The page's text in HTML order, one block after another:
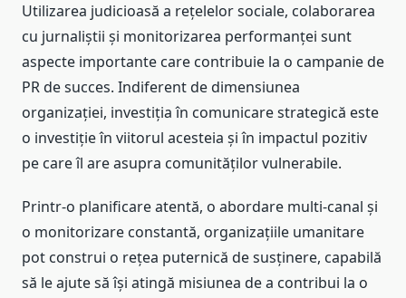
Utilizarea judicioasă a rețelelor sociale, colaborarea
cu jurnaliștii și monitorizarea performanței sunt
aspecte importante care contribuie la o campanie de
PR de succes. Indiferent de dimensiunea
organizației, investiția în comunicare strategică este
o investiție în viitorul acesteia și în impactul pozitiv
pe care îl are asupra comunităților vulnerabile.
Printr-o planificare atentă, o abordare multi-canal și
o monitorizare constantă, organizațiile umanitare
pot construi o rețea puternică de susținere, capabilă
să le ajute să își atingă misiunea de a contribui la o